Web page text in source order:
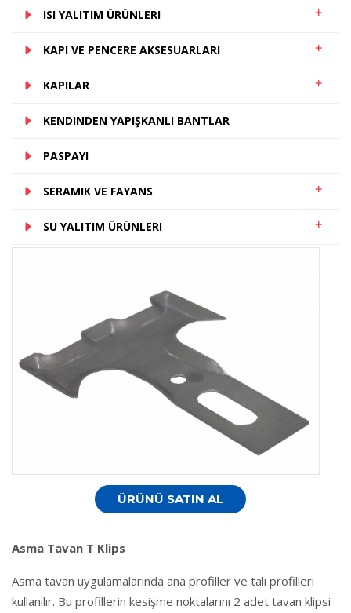
ISI YALITIM ÜRÜNLERI
KAPI VE PENCERE AKSESUARLARI
KAPILAR
KENDINDEN YAPIŞKANLI BANTLAR
PASPAYI
SERAMIK VE FAYANS
SU YALITIM ÜRÜNLERI
ÜRÜNÜ SATIN AL
Asma Tavan T Klips
Asma tavan uygulamalarında ana profiller ve tali profilleri
kullanılır. Bu profillerin kesişme noktalarını 2 adet tavan klipsi